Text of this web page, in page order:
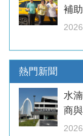
補
熱門新聞
水
商